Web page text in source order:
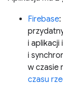
Firebase
i
i
w czasie
czasu